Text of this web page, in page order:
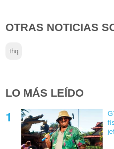
OTRAS NOTICIAS
thq
LO MÁS LEÍDO